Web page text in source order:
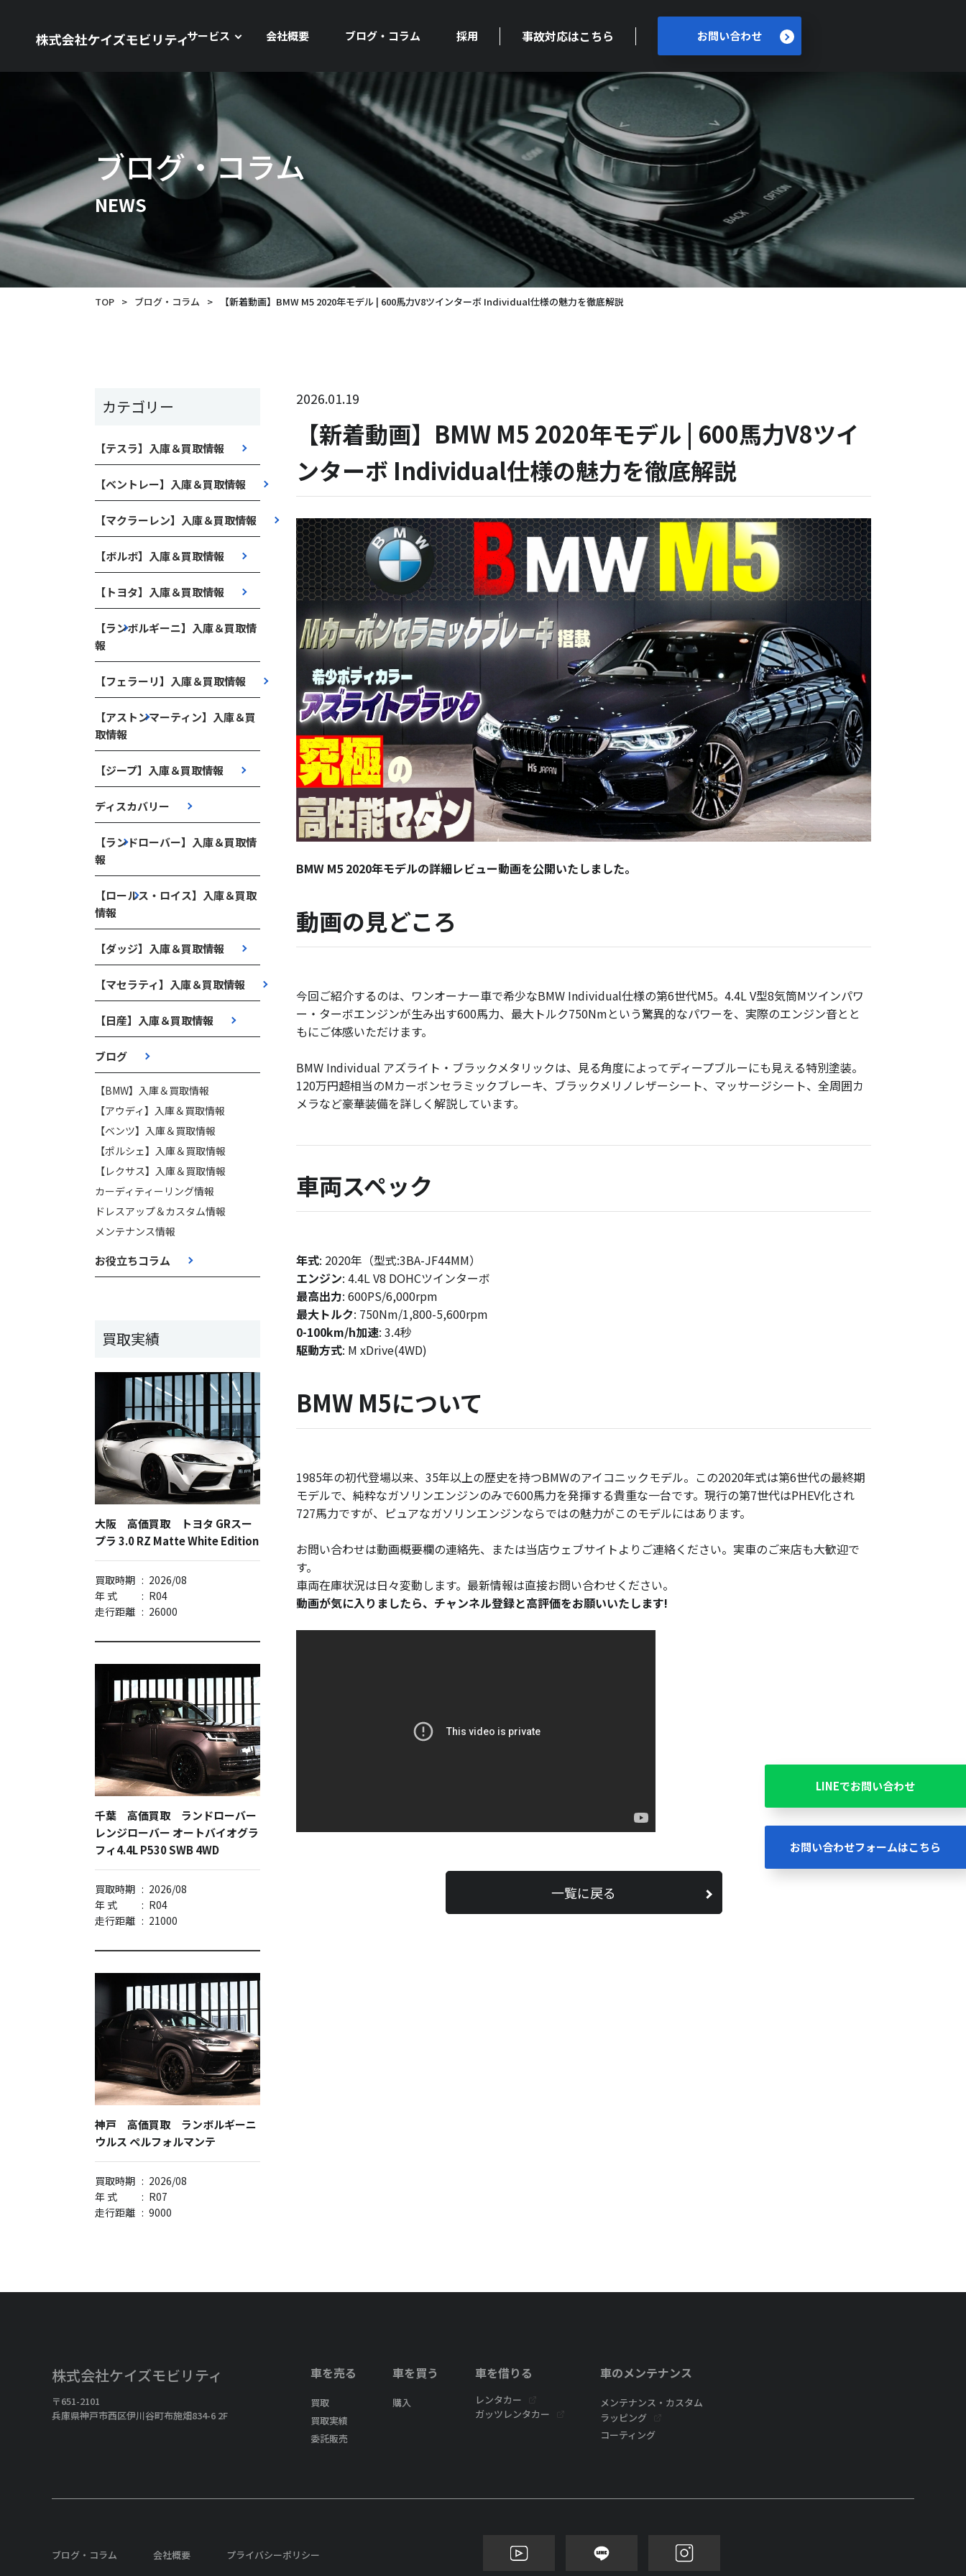
サービス 会社概要 ブログ・コラム 採用 事故対応はこちら お問い合わせ
ブログ・コラム
NEWS
TOP > ブログ・コラム > 【新着動画】BMW M5 2020年モデル | 600馬力V8ツインターボ Individual仕様の魅力を徹底解説
LINEでお問い合わせ
お問い合わせフォームはこちら
カテゴリー
【テスラ】入庫＆買取情報
【ベントレー】入庫＆買取情報
【マクラーレン】入庫＆買取情報
【ボルボ】入庫＆買取情報
【トヨタ】入庫＆買取情報
【ランボルギーニ】入庫＆買取情
報
【フェラーリ】入庫＆買取情報
【アストンマーティン】入庫＆買
取情報
【ジープ】入庫＆買取情報
ディスカバリー
【ランドローバー】入庫＆買取情
報
【ロールス・ロイス】入庫＆買取
情報
【ダッジ】入庫＆買取情報
【マセラティ】入庫＆買取情報
【日産】入庫＆買取情報
ブログ
【BMW】入庫＆買取情報
【アウディ】入庫＆買取情報
【ベンツ】入庫＆買取情報
【ポルシェ】入庫＆買取情報
【レクサス】入庫＆買取情報
カーディティーリング情報
ドレスアップ＆カスタム情報
メンテナンス情報
お役立ちコラム
買取実績
大阪 高価買取 トヨタ GRスー
プラ 3.0 RZ Matte White Edition
買取時期 : 2026/08
年 式
: R04
走行距離 : 26000
千葉 高価買取 ランドローバー
レンジローバー オートバイオグラ
フィ4.4L P530 SWB 4WD
買取時期 : 2026/08
年 式
: R04
走行距離 : 21000
神戸 高価買取 ランボルギーニ
ウルス ペルフォルマンテ
買取時期 : 2026/08
年 式
: R07
走行距離 : 9000
2026.01.19
【新着動画】BMW M5 2020年モデル | 600馬力V8ツイ
ンターボ Individual仕様の魅力を徹底解説
BMW M5 2020年モデルの詳細レビュー動画を公開いたしました。
動画の見どころ
今回ご紹介するのは、ワンオーナー車で希少なBMW Individual仕様の第6世代M5。4.4L V型8気筒Mツインパワ
ー・ターボエンジンが生み出す600馬力、最大トルク750Nmという驚異的なパワーを、実際のエンジン音とと
もにご体感いただけます。
BMW Individual アズライト・ブラックメタリックは、見る角度によってディープブルーにも見える特別塗装。
120万円超相当のMカーボンセラミックブレーキ、ブラックメリノレザーシート、マッサージシート、全周囲カ
メラなど豪華装備を詳しく解説しています。
車両スペック
年式: 2020年（型式:3BA-JF44MM）
エンジン: 4.4L V8 DOHCツインターボ
最高出力: 600PS/6,000rpm
最大トルク: 750Nm/1,800-5,600rpm
0-100km/h加速: 3.4秒
駆動方式: M xDrive(4WD)
BMW M5について
1985年の初代登場以来、35年以上の歴史を持つBMWのアイコニックモデル。この2020年式は第6世代の最終期
モデルで、純粋なガソリンエンジンのみで600馬力を発揮する貴重な一台です。現行の第7世代はPHEV化され
727馬力ですが、ピュアなガソリンエンジンならではの魅力がこのモデルにはあります。
お問い合わせは動画概要欄の連絡先、または当店ウェブサイトよりご連絡ください。実車のご来店も大歓迎で
す。
車両在庫状況は日々変動します。最新情報は直接お問い合わせください。
動画が気に入りましたら、チャンネル登録と高評価をお願いいたします!
一覧に戻る
株式会社ケイズモビリティ
〒651-2101
兵庫県神戸市西区伊川谷町布施畑834-6 2F
車を売る
買取
買取実績
委託販売
車を買う
購入
車を借りる
レンタカー
ガッツレンタカー
車のメンテナンス
メンテナンス・カスタム
ラッピング
コーティング
ブログ・コラム 会社概要 プライバシーポリシー